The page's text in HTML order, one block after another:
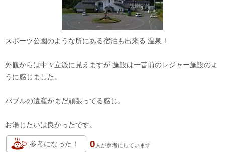
スポーツ公園のような所にある宿泊も出来る 温泉！
外観からは中々立派に見えますが 施設は一昔前のレジャー施設のよ
うに感じました。
バブルの遺産がまだ頑張ってる感じ。
お湯じたいは良かったです。
参考になった！ 0 人が参考にしています